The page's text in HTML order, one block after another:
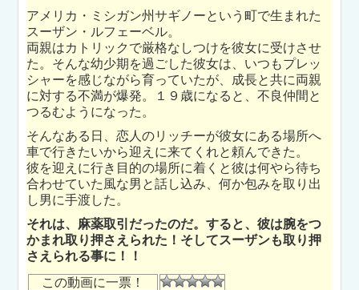
アメリカ・ミシガン州サギノーという町で生まれた
スーザン・ルフェーベル。
両親はカトリックで厳格なしつけを彼女に受けさせ
た。そんな幼少期を過ごした彼女は、いつもプレッ
シャーを感じながら育っていたが、成長と共に両親
に対する不満が爆発。１９歳になると、不良仲間と
つるむようになった。
そんなある日、恋人のリッチーが彼女にある場所へ
車で行きたいから迎えに来てくれと頼んできた。
彼を迎えに行き目的の場所に着くと彼は何やら待ち
合わせていた風な男と話し込み、何か包みを取り出
し男に手渡した。
それは、麻薬取引だったのだ。すると、彼は腕をつ
かまれ取り押さえられた！そしてスーザンも取り押
さえられる事に！！
この動画に一票！